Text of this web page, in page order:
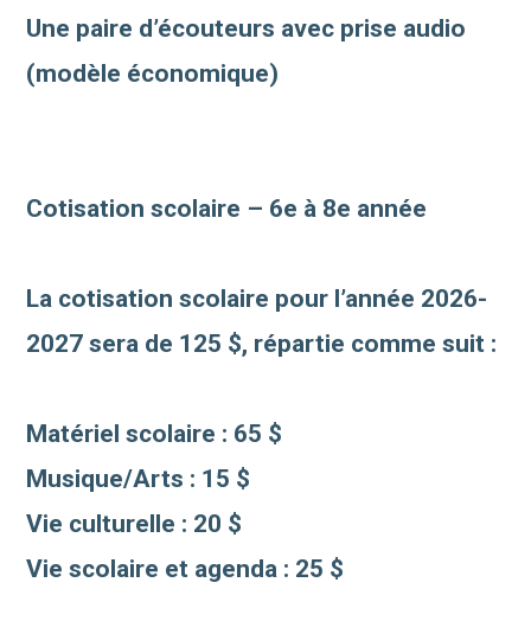
Une paire d’écouteurs avec prise audio
(modèle économique)
Cotisation scolaire – 6e à 8e année
La cotisation scolaire pour l’année 2026-
2027 sera de 125 $, répartie comme suit :
Matériel scolaire : 65 $
Musique/Arts : 15 $
Vie culturelle : 20 $
Vie scolaire et agenda : 25 $